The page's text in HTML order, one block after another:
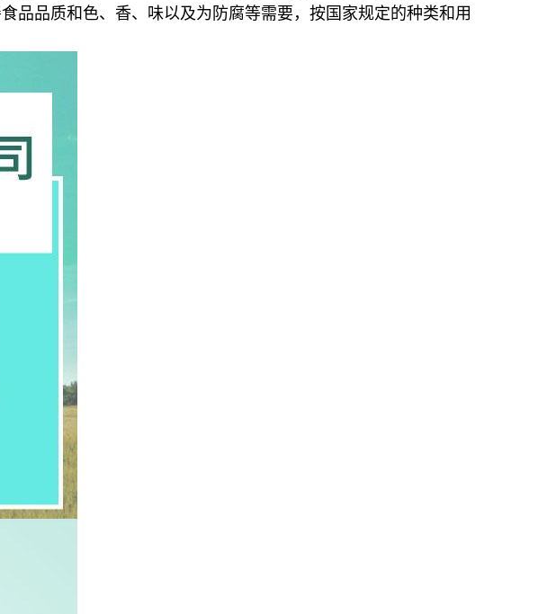
品品质和色、香、味以及为防腐等需要，按国家规定的种类和用